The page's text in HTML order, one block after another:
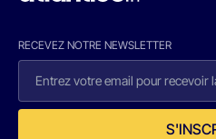
RECEVEZ NOTRE NEWSLETTER